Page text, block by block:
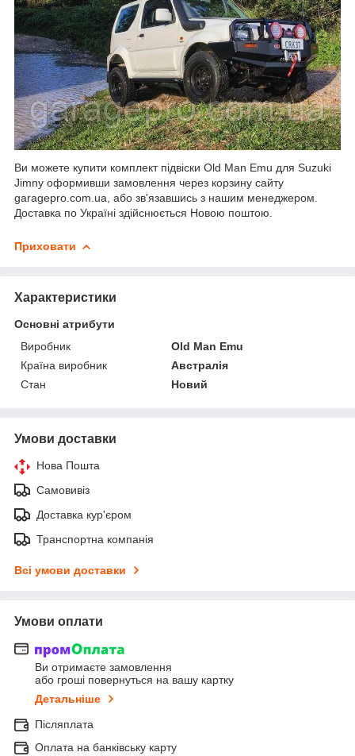
Ви можете купити комплект підвіски Old Man Emu для Suzuki
Jimny оформивши замовлення через корзину сайту
garagepro.com.ua, або зв'язавшись з нашим менеджером.
Доставка по Україні здійснюється Новою поштою.
Приховати
Характеристики
Основні атрибути
Виробник
Old Man Emu
Країна виробник
Австралія
Стан
Новий
Умови доставки
Нова Пошта
Самовивіз
Доставка кур'єром
Транспортна компанія
Всі умови доставки
Умови оплати
Ви отримаєте замовлення
або гроші повернуться на вашу картку
Детальніше
Післяплата
Оплата на банківську карту